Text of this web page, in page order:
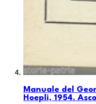
Manuale del
Hoepli, 1954.